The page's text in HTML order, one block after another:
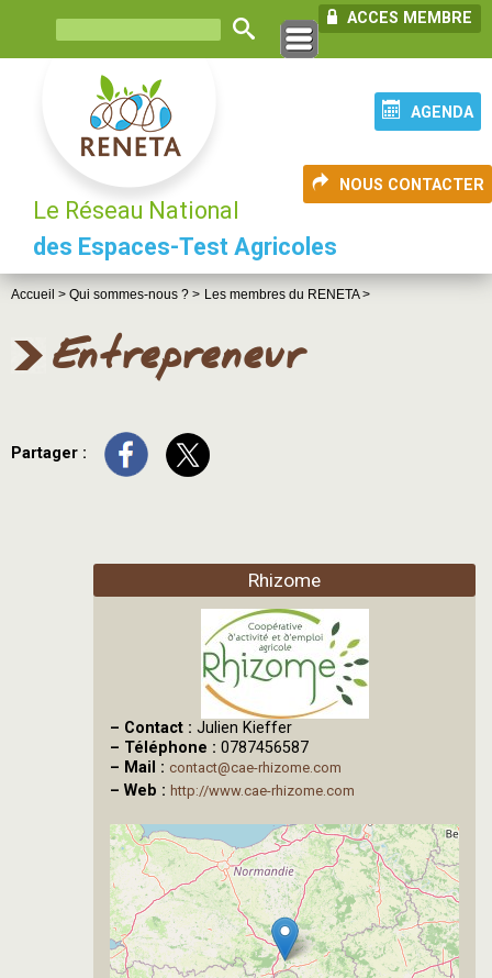
ACCES MEMBRE
AGENDA
NOUS CONTACTER
Le Réseau National
des Espaces-Test Agricoles
Accueil > Qui sommes-nous ? > Les membres du RENETA >
Entrepreneur
Partager :
Rhizome
– Contact : Julien Kieffer
– Téléphone : 0787456587
– Mail : contact@cae-rhizome.com
– Web : http://www.cae-rhizome.com